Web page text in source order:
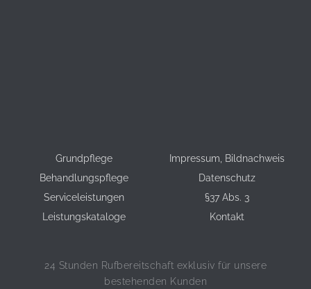
Grundpflege
Behandlungspflege
Serviceleistungen
Leistungskataloge
Impressum, Bildnachweis
Datenschutz
§37 Abs. 3
Kontakt
bestehenden Kunden